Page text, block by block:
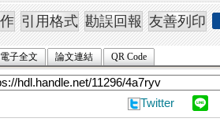
電子全文 論文連結 QR Code
Twitter